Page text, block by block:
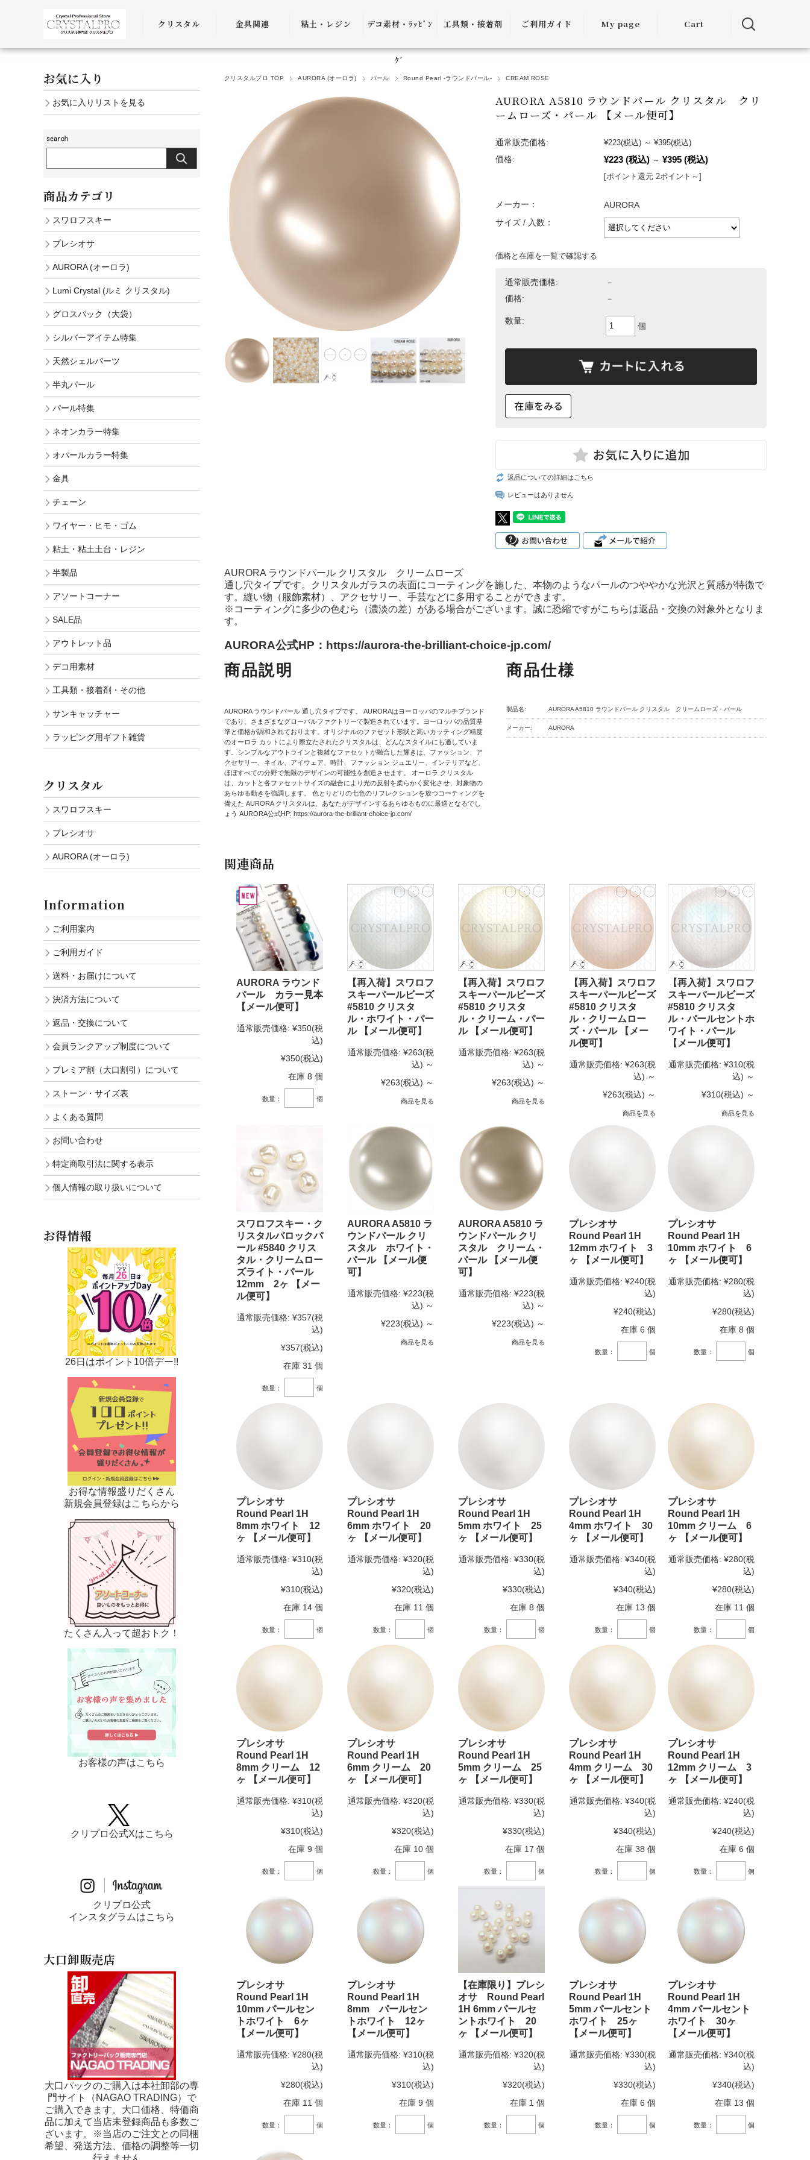
クリスタル
SWAROVSKI
金具関連
金具
チェーン
粘土・レジン
粘土・粘土土台
レジン
デコ素材・ﾗｯﾋﾟﾝ
ｸﾞ
デコ素材
ﾗｯﾋﾟﾝｸﾞ雑貨
工具類・接着剤
ピンセット
アプリケーター
ヤットコ・ニッ
接着剤・リムー
ケース・トレー
書籍・レシピ
ご利用ガイド
ご利用ガイド
送料・お届けに
ついて
決済方法につい
て
会員ランクアッ
プ制度について
口割引）につい
ストーン・サイ
My page Cart
クリスタルプロ TOP AURORA (オーロラ) パール Round Pearl -ラウンドパール- CREAM ROSE
AURORA A5810 ラウンドパール クリスタル クリ
ームローズ・パール 【メール便可】
通常販売価格: ¥223(税込) ～ ¥395(税込)
価格:
¥223 (税込) ～ ¥395 (税込)
[ポイント還元 2ポイント～]
メーカー：
AURORA
サイズ / 入数：
価格と在庫を一覧で確認する
通常販売価格:
－
価格:
－
数量:
個
返品についての詳細はこちら
レビューはありません
AURORA ラウンドパール クリスタル クリームローズ
通し穴タイプです。クリスタルガラスの表面にコーティングを施した、本物のようなパールのつややかな光沢と質感が特徴で
す。縫い物（服飾素材）、アクセサリー、手芸などに多用することができます。
※コーティングに多少の色むら（濃淡の差）がある場合がございます。誠に恐縮ですがこちらは返品・交換の対象外となりま
す。
AURORA公式HP：https://aurora-the-brilliant-choice-jp.com/
商品説明
AURORA ラウンドパール 通し穴タイプです。 AURORAはヨーロッパのマルチブランド
であり、さまざまなグローバルファクトリーで製造されています。ヨーロッパの品質基
準と価格が調和されております。オリジナルのファセット形状と高いカッティング精度
のオーロラ カットにより際立たされたクリスタルは、どんなスタイルにも適していま
す。シンプルなアウトラインと複雑なファセットが融合した輝きは、ファッション、ア
クセサリー、ネイル、アイウェア、時計、ファッション ジュエリー、インテリアなど、
ほぼすべての分野で無限のデザインの可能性を創造させます。 オーロラ クリスタル
は、カットと各ファセットサイズの融合により光の反射を柔らかく変化させ、対象物の
あらゆる動きを強調します。 色とりどりの七色のリフレクションを放つコーティングを
備えた AURORA クリスタルは、あなたがデザインするあらゆるものに最適となるでし
ょう AURORA公式HP: https://aurora-the-brilliant-choice-jp.com/
商品仕様
製品名: AURORA A5810 ラウンドパール クリスタル クリームローズ・パール
メーカー: AURORA
関連商品
AURORA ラウンド
パール カラー見本
【メール便可】
通常販売価格: ¥350(税
込)
¥350(税込)
在庫 8 個
数量： 個
【再入荷】スワロフ
スキーパールビーズ
#5810 クリスタ
ル・ホワイト・パー
ル 【メール便可】
通常販売価格: ¥263(税
込) ～
¥263(税込) ～
商品を見る
【再入荷】スワロフ
スキーパールビーズ
#5810 クリスタ
ル・クリーム・パー
ル 【メール便可】
通常販売価格: ¥263(税
込) ～
¥263(税込) ～
商品を見る
【再入荷】スワロフ
スキーパールビーズ
#5810 クリスタ
ル・クリームロー
ズ・パール 【メー
ル便可】
通常販売価格: ¥263(税
込) ～
¥263(税込) ～
商品を見る
【再入荷】スワロフ
スキーパールビーズ
#5810 クリスタ
ル・パールセントホ
ワイト・パール
【メール便可】
通常販売価格: ¥310(税
込) ～
¥310(税込) ～
商品を見る
スワロフスキー・ク
リスタルバロックパ
ール #5840 クリス
タル・クリームロー
ズライト・パール
12mm 2ヶ 【メー
ル便可】
通常販売価格: ¥357(税
込)
¥357(税込)
在庫 31 個
数量： 個
AURORA A5810 ラ
ウンドパール クリ
スタル ホワイト・
パール 【メール便
可】
通常販売価格: ¥223(税
込) ～
¥223(税込) ～
商品を見る
AURORA A5810 ラ
ウンドパール クリ
スタル クリーム・
パール 【メール便
可】
通常販売価格: ¥223(税
込) ～
¥223(税込) ～
商品を見る
プレシオサ
Round Pearl 1H
12mm ホワイト 3
ヶ 【メール便可】
通常販売価格: ¥240(税
込)
¥240(税込)
在庫 6 個
数量： 個
プレシオサ
Round Pearl 1H
10mm ホワイト 6
ヶ 【メール便可】
通常販売価格: ¥280(税
込)
¥280(税込)
在庫 8 個
数量： 個
プレシオサ
Round Pearl 1H
8mm ホワイト 12
ヶ 【メール便可】
通常販売価格: ¥310(税
込)
¥310(税込)
在庫 14 個
数量： 個
プレシオサ
Round Pearl 1H
6mm ホワイト 20
ヶ 【メール便可】
通常販売価格: ¥320(税
込)
¥320(税込)
在庫 11 個
数量： 個
プレシオサ
Round Pearl 1H
5mm ホワイト 25
ヶ 【メール便可】
通常販売価格: ¥330(税
込)
¥330(税込)
在庫 8 個
数量： 個
プレシオサ
Round Pearl 1H
4mm ホワイト 30
ヶ 【メール便可】
通常販売価格: ¥340(税
込)
¥340(税込)
在庫 13 個
数量： 個
プレシオサ
Round Pearl 1H
10mm クリーム 6
ヶ 【メール便可】
通常販売価格: ¥280(税
込)
¥280(税込)
在庫 11 個
数量： 個
プレシオサ
Round Pearl 1H
8mm クリーム 12
ヶ 【メール便可】
通常販売価格: ¥310(税
込)
¥310(税込)
在庫 9 個
数量： 個
プレシオサ
Round Pearl 1H
6mm クリーム 20
ヶ 【メール便可】
通常販売価格: ¥320(税
込)
¥320(税込)
在庫 10 個
数量： 個
プレシオサ
Round Pearl 1H
5mm クリーム 25
ヶ 【メール便可】
通常販売価格: ¥330(税
込)
¥330(税込)
在庫 17 個
数量： 個
プレシオサ
Round Pearl 1H
4mm クリーム 30
ヶ 【メール便可】
通常販売価格: ¥340(税
込)
¥340(税込)
在庫 38 個
数量： 個
プレシオサ
Round Pearl 1H
12mm クリーム 3
ヶ 【メール便可】
通常販売価格: ¥240(税
込)
¥240(税込)
在庫 6 個
数量： 個
プレシオサ
Round Pearl 1H
10mm パールセン
トホワイト 6ヶ
【メール便可】
通常販売価格: ¥280(税
込)
¥280(税込)
在庫 11 個
数量： 個
プレシオサ
Round Pearl 1H
8mm パールセン
トホワイト 12ヶ
【メール便可】
通常販売価格: ¥310(税
込)
¥310(税込)
在庫 9 個
数量： 個
【在庫限り】プレシ
オサ Round Pearl
1H 6mm パールセ
ントホワイト 20
ヶ 【メール便可】
通常販売価格: ¥320(税
込)
¥320(税込)
在庫 1 個
数量： 個
プレシオサ
Round Pearl 1H
5mm パールセント
ホワイト 25ヶ
【メール便可】
通常販売価格: ¥330(税
込)
¥330(税込)
在庫 6 個
数量： 個
プレシオサ
Round Pearl 1H
4mm パールセント
ホワイト 30ヶ
【メール便可】
通常販売価格: ¥340(税
込)
¥340(税込)
在庫 13 個
数量： 個
お気に入り
お気に入りリストを見る
商品カテゴリ
スワロフスキー
プレシオサ
AURORA (オーロラ)
Lumi Crystal (ルミ クリスタル)
グロスパック（大袋）
シルバーアイテム特集
天然シェルパーツ
半丸パール
パール特集
ネオンカラー特集
オパールカラー特集
金具
チェーン
ワイヤー・ヒモ・ゴム
粘土・粘土土台・レジン
半製品
アソートコーナー
SALE品
アウトレット品
デコ用素材
工具類・接着剤・その他
サンキャッチャー
ラッピング用ギフト雑貨
クリスタル
スワロフスキー
プレシオサ
AURORA (オーロラ)
Information
ご利用案内
ご利用ガイド
送料・お届けについて
決済方法について
返品・交換について
会員ランクアップ制度について
プレミア割（大口割引）について
ストーン・サイズ表
よくある質問
お問い合わせ
特定商取引法に関する表示
個人情報の取り扱いについて
お得情報
26日はポイント10倍デー!!
お得な情報盛りだくさん
新規会員登録はこちらから
たくさん入って超おトク！
お客様の声はこちら
クリプロ公式Xはこちら
クリプロ公式
インスタグラムはこちら
大口卸販売店
大口パックのご購入は本社卸部の専
門サイト（NAGAO TRADING）で
ご購入できます。大口価格、特価商
品に加えて当店未登録商品も多数ご
ざいます。※当店のご注文との同梱
希望、発送方法、価格の調整等一切
行えません。